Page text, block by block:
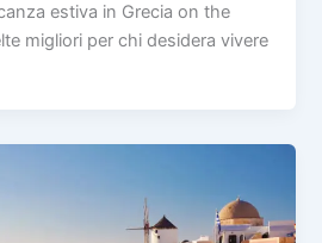
estiva in Grecia on the
migliori per chi desidera vivere